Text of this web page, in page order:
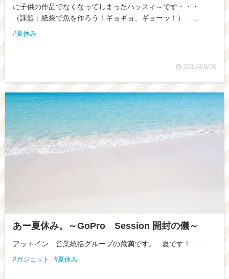
に子供の作品でなくなってしまったハッスィ～です・・・
（課題：紙袋で魚を作ろう！ギョギョ、ギョーッ！） …
夏休み
2016/08/06
あー夏休み。～GoPro Session 開封の儀～
アットイン 営業統括グループの藏満です。 夏です！ …
ガジェット 夏休み